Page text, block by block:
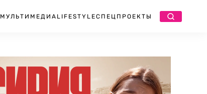
МУЛЬТИМЕДИА LIFESTYLEСПЕЦПРОЕКТЫ